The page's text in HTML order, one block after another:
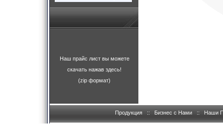
Наш прайс лист вы можете
скачать нажав здесь!
(zip формат)
Продукция :: Бизнес с Нами :: Наши